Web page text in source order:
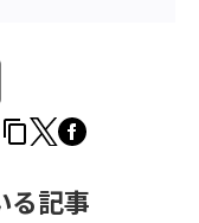
る記事